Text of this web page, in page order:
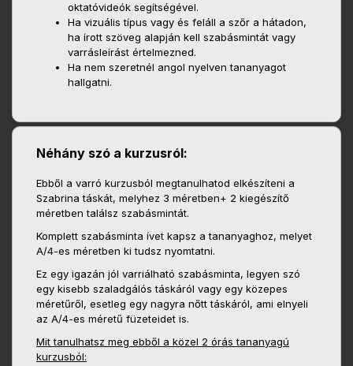
oktatóvideók segítségével.
Ha vizuális típus vagy és feláll a szőr a hátadon,
ha írott szöveg alapján kell szabásmintát vagy
varrásleírást értelmezned.
Ha nem szeretnél angol nyelven tananyagot
hallgatni.
Néhány szó a kurzusról:
Ebből a varró kurzusból megtanulhatod elkészíteni a
Szabrina táskát, melyhez 3 méretben+ 2 kiegészítő
méretben találsz szabásmintát.
Komplett szabásminta ívet kapsz a tananyaghoz, melyet
A/4-es méretben ki tudsz nyomtatni.
Ez egy igazán jól varriálható szabásminta, legyen szó
egy kisebb szaladgálós táskáról vagy egy közepes
méretűről, esetleg egy nagyra nőtt táskáról, ami elnyeli
az A/4-es méretű füzeteidet is.
Mit tanulhatsz meg ebből a közel 2 órás tananyagú
kurzusból: